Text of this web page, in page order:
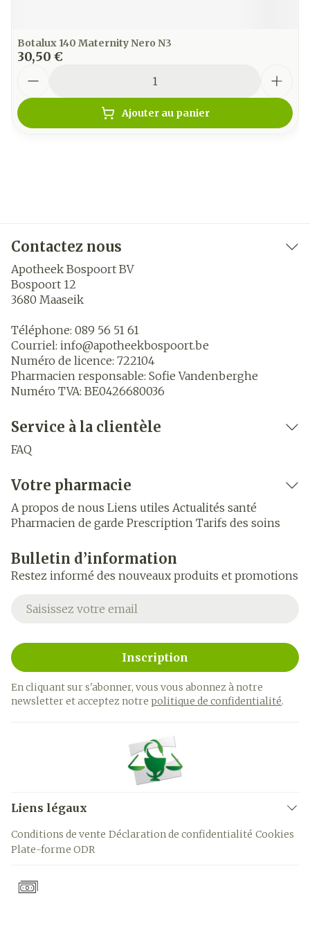
Botalux 140 Maternity Nero N3
30,50 €
Ajouter au panier
Contactez nous
Apotheek Bospoort BV
Bospoort 12
3680 Maaseik
Téléphone: 089 56 51 61
Courriel: info@apotheekbospoort.be
Numéro de licence: 722104
Pharmacien responsable: Sofie Vandenberghe
Numéro TVA: BE0426680036
Service à la clientèle
FAQ
Votre pharmacie
A propos de nous Liens utiles Actualités santé
Pharmacien de garde Prescription Tarifs des soins
Bulletin d’information
Restez informé des nouveaux produits et promotions
Adresse mail
Inscription
En cliquant sur s'abonner, vous vous abonnez à notre
newsletter et acceptez notre politique de confidentialité.
Liens légaux
Conditions de vente Déclaration de confidentialité Cookies
Plate-forme ODR